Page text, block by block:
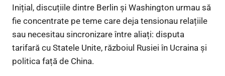
Inițial, discuțiile dintre Berlin și Washington urmau să
fie concentrate pe teme care deja tensionau relațiile
sau necesitau sincronizare între aliați: disputa
tarifară cu Statele Unite, războiul Rusiei în Ucraina și
politica față de China.